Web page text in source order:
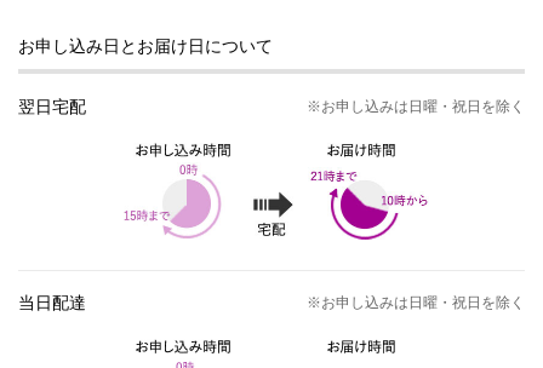
お申し込み日とお届け日について
翌日宅配 ※お申し込みは日曜・祝日を除く
当日配達 ※お申し込みは日曜・祝日を除く